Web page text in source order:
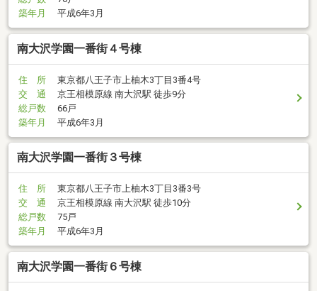
築年月
平成6年3月
南大沢学園一番街４号棟
住 所
東京都八王子市上柚木3丁目3番4号
交 通
京王相模原線 南大沢駅 徒歩9分
総戸数
66戸
築年月
平成6年3月
南大沢学園一番街３号棟
住 所
東京都八王子市上柚木3丁目3番3号
交 通
京王相模原線 南大沢駅 徒歩10分
総戸数
75戸
築年月
平成6年3月
南大沢学園一番街６号棟